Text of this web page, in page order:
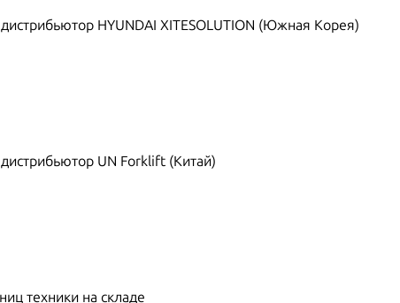
HYUNDAI XITESOLUTION (Южная Корея)
UN Forklift (Китай)
техники на складе